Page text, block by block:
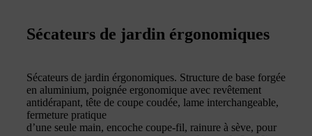
Sécateurs de jardin érgonomiques
Sécateurs de jardin érgonomiques. Structure de base forgée
en aluminium, poignée ergonomique avec revêtement
antidérapant, tête de coupe coudée, lame interchangeable,
fermeture pratique
d’une seule main, encoche coupe-fil, rainure à sève, pour